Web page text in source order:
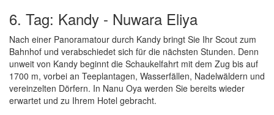
6. Tag: Kandy - Nuwara Eliya
Nach einer Panoramatour durch Kandy bringt Sie Ihr Scout zum
Bahnhof und verabschiedet sich für die nächsten Stunden. Denn
unweit von Kandy beginnt die Schaukelfahrt mit dem Zug bis auf
1700 m, vorbei an Teeplantagen, Wasserfällen, Nadelwäldern und
vereinzelten Dörfern. In Nanu Oya werden Sie bereits wieder
erwartet und zu Ihrem Hotel gebracht.